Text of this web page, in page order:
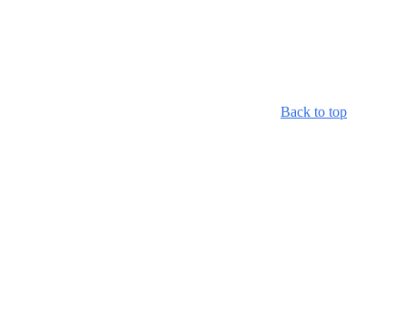
Back to top